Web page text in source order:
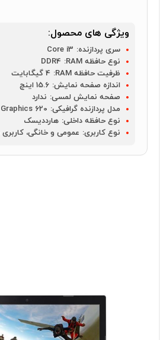
ویژگی های محصول:
سری پردازنده: Core i3
نوع حافظه RAM:
DDR4
ظرفیت حافظه RAM:
4 گیگابایت
اندازه صفحه نمایش: 15.6 اینچ
صفحه نمایش لمسی: ندارد
مدل پردازنده گرافیکی: 620
نوع حافظه داخلی: هارددیسک
نوع کاربری: عمومی و خانگی، کاربری